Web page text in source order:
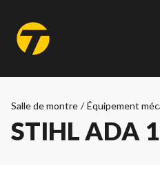
Salle de montre / Équipement
STIHL ADA